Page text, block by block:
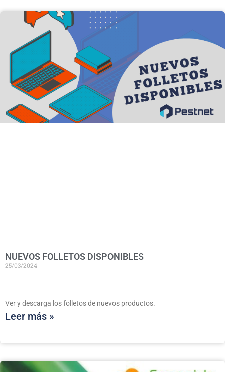
NUEVOS FOLLETOS DISPONIBLES
25/03/2024
Ver y descarga los folletos de nuevos productos.
Leer más »